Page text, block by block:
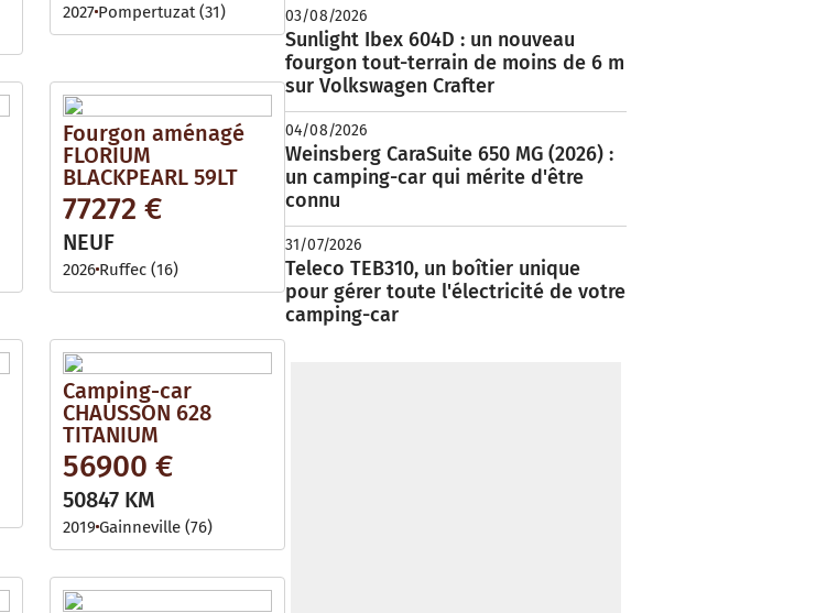
2027 Pompertuzat (31)
Fourgon aménagé
FLORIUM
BLACKPEARL 59LT
77272 €
NEUF
2026 Ruffec (16)
Camping-car
CHAUSSON 628
TITANIUM
56900 €
50847 KM
2019 Gainneville (76)
03/08/2026
Sunlight Ibex 604D : un nouveau
fourgon tout-terrain de moins de 6 m
sur Volkswagen Crafter
04/08/2026
Weinsberg CaraSuite 650 MG (2026) :
un camping-car qui mérite d'être
connu
31/07/2026
Teleco TEB310, un boîtier unique
pour gérer toute l'électricité de votre
camping-car